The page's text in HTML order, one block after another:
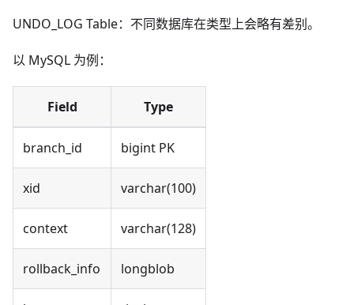
UNDO_LOG Table：不同数据库在类型上会略有差别。
以 MySQL 为例：
Field Type
branch_id bigint PK
xid varchar(100)
context varchar(128)
rollback_info longblob